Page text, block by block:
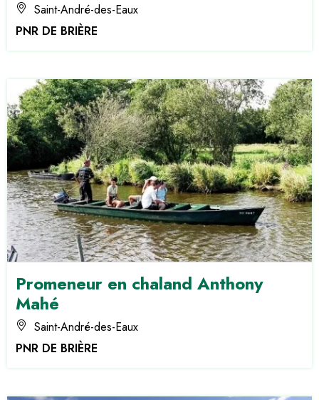
Saint-André-des-Eaux
PNR DE BRIÈRE
Promeneur en chaland Anthony
Mahé
Saint-André-des-Eaux
PNR DE BRIÈRE